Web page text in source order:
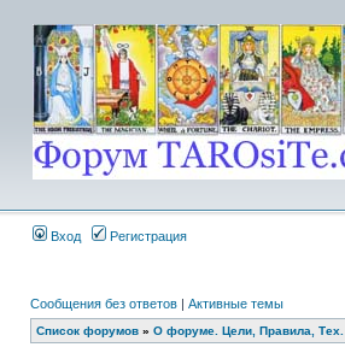
Вход Регистрация
Сообщения без ответов | Активные темы
Список форумов » О форуме. Цели, Правила, Тех.